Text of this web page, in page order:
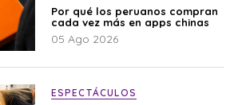
Por qué los peruanos compran
cada vez más en apps chinas
05 Ago 2026
ESPECTÁCULOS